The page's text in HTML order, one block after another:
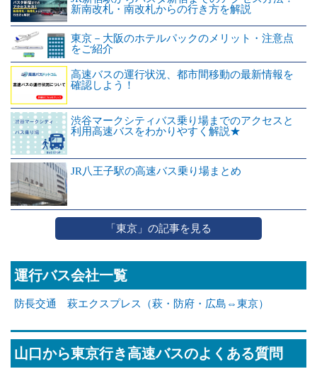
新南改札・南改札からの行き方を解説
東京－大阪のホテルパックのメリット・注意点
をご紹介
高速バスの運行状況、都市間移動の最新情報を
確認しよう！
渋谷マークシティバス乗り場までのアクセスと
利用高速バスをわかりやすく解説★
JR八王子駅の高速バス乗り場まとめ
「東京」の記事を見る
運行バス会社一覧
防長交通 萩エクスプレス（萩・防府・広島⇔東京）
山口から東京行き高速バスのよくある質問